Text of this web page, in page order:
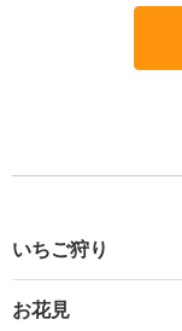
いちご狩り
お花見